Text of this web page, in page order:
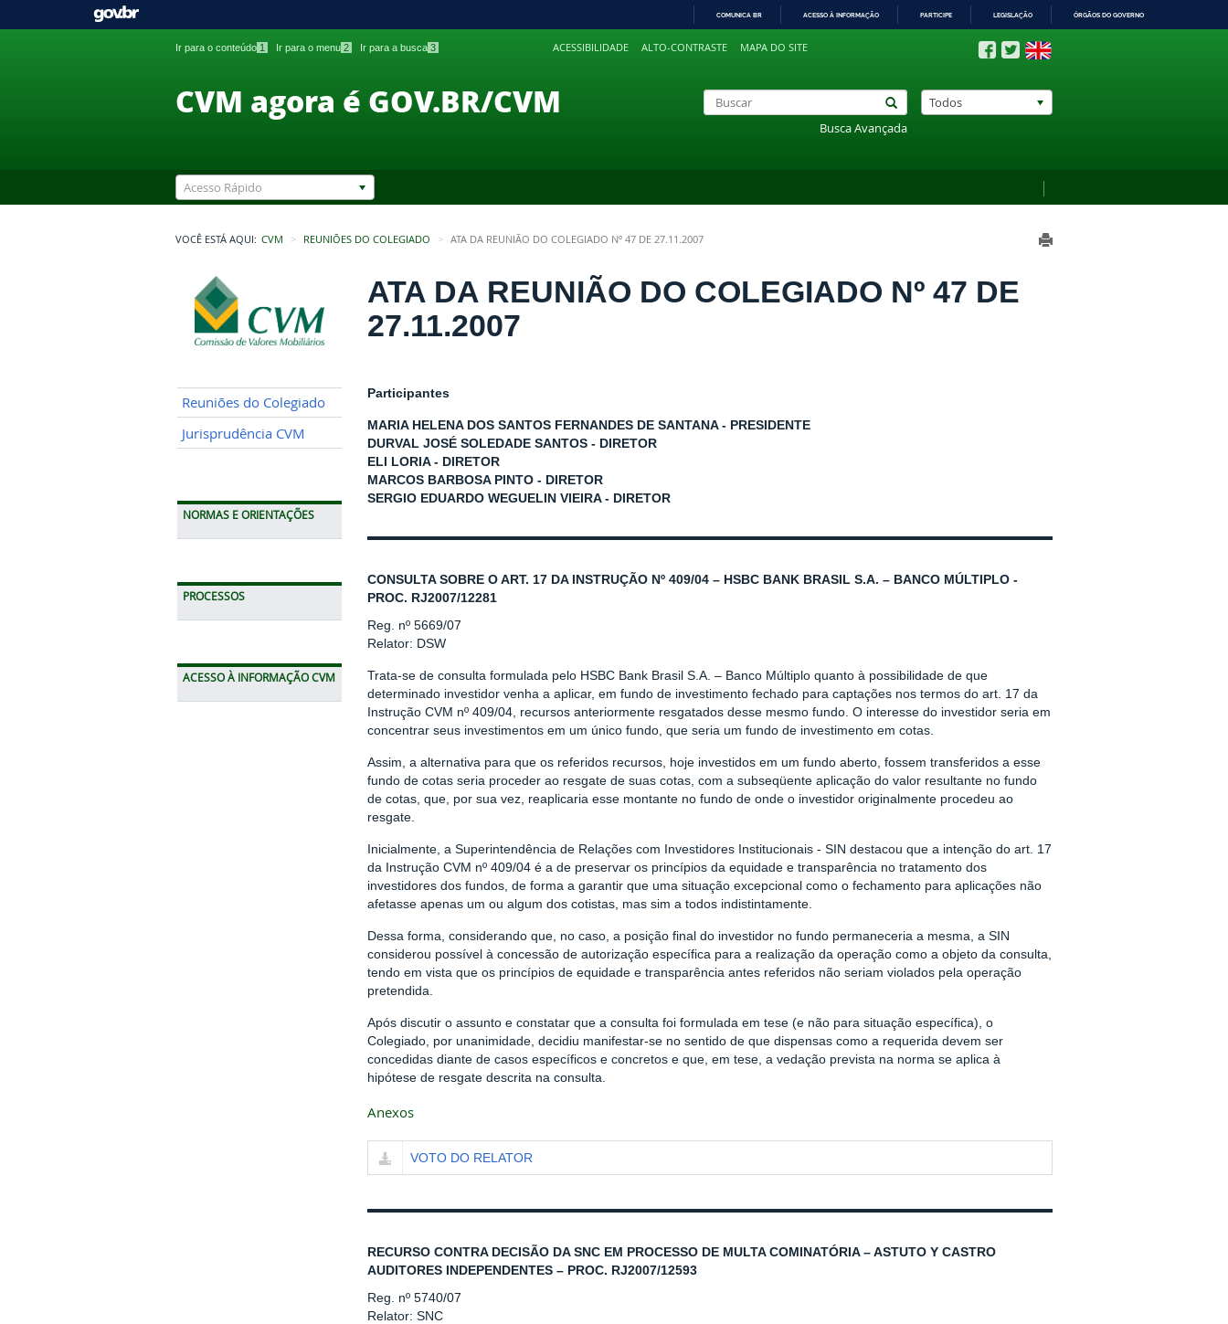
PARA
COMUNICA BR ACESSO À INFORMAÇÃO PARTICIPE LEGISLAÇÃO ÓRGÃOS DO GOVERNO
Ir para o conteúdo 1 Ir para o menu 2 Ir para a busca 3 ACESSIBILIDADE ALTO-CONTRASTE MAPA DO SITE
CVM agora é GOV.BR/CVM
Busca Avançada
Todos
Acesso Rápido
VOCÊ ESTÁ AQUI: CVM REUNIÕES DO COLEGIADO ATA DA REUNIÃO DO COLEGIADO Nº 47 DE 27.11.2007
Reuniões do Colegiado
Jurisprudência CVM
NORMAS E ORIENTAÇÕES
PROCESSOS
ACESSO À INFORMAÇÃO CVM
ATA DA REUNIÃO DO COLEGIADO Nº 47 DE
27.11.2007
Participantes
MARIA HELENA DOS SANTOS FERNANDES DE SANTANA - PRESIDENTE
DURVAL JOSÉ SOLEDADE SANTOS - DIRETOR
ELI LORIA - DIRETOR
MARCOS BARBOSA PINTO - DIRETOR
SERGIO EDUARDO WEGUELIN VIEIRA - DIRETOR
CONSULTA SOBRE O ART. 17 DA INSTRUÇÃO Nº 409/04 – HSBC BANK BRASIL S.A. – BANCO MÚLTIPLO -
PROC. RJ2007/12281
Reg. nº 5669/07
Relator: DSW
Trata-se de consulta formulada pelo HSBC Bank Brasil S.A. – Banco Múltiplo quanto à possibilidade de que
determinado investidor venha a aplicar, em fundo de investimento fechado para captações nos termos do art. 17 da
Instrução CVM nº 409/04, recursos anteriormente resgatados desse mesmo fundo. O interesse do investidor seria em
concentrar seus investimentos em um único fundo, que seria um fundo de investimento em cotas.
Assim, a alternativa para que os referidos recursos, hoje investidos em um fundo aberto, fossem transferidos a esse
fundo de cotas seria proceder ao resgate de suas cotas, com a subseqüente aplicação do valor resultante no fundo
de cotas, que, por sua vez, reaplicaria esse montante no fundo de onde o investidor originalmente procedeu ao
resgate.
Inicialmente, a Superintendência de Relações com Investidores Institucionais - SIN destacou que a intenção do art. 17
da Instrução CVM nº 409/04 é a de preservar os princípios da equidade e transparência no tratamento dos
investidores dos fundos, de forma a garantir que uma situação excepcional como o fechamento para aplicações não
afetasse apenas um ou algum dos cotistas, mas sim a todos indistintamente.
Dessa forma, considerando que, no caso, a posição final do investidor no fundo permaneceria a mesma, a SIN
considerou possível à concessão de autorização específica para a realização da operação como a objeto da consulta,
tendo em vista que os princípios de equidade e transparência antes referidos não seriam violados pela operação
pretendida.
Após discutir o assunto e constatar que a consulta foi formulada em tese (e não para situação específica), o
Colegiado, por unanimidade, decidiu manifestar-se no sentido de que dispensas como a requerida devem ser
concedidas diante de casos específicos e concretos e que, em tese, a vedação prevista na norma se aplica à
hipótese de resgate descrita na consulta.
Anexos
VOTO DO RELATOR
RECURSO CONTRA DECISÃO DA SNC EM PROCESSO DE MULTA COMINATÓRIA – ASTUTO Y CASTRO
AUDITORES INDEPENDENTES – PROC. RJ2007/12593
Reg. nº 5740/07
Relator: SNC